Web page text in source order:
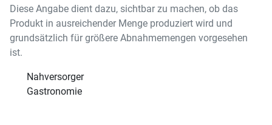
Diese Angabe dient dazu, sichtbar zu machen, ob das
Produkt in ausreichender Menge produziert wird und
grundsätzlich für größere Abnahmemengen vorgesehen
ist.
Nahversorger
Gastronomie